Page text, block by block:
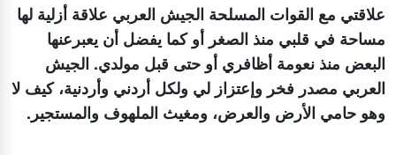
علاقتي مع القوات المسلحة الجيش العربي علاقة أزلية لها
مساحة في قلبي منذ الصغر أو كما يفضل أن يعبرعنها
البعض منذ نعومة أظافري أو حتى قبل مولدي. الجيش
العربي مصدر فخر وإعتزاز لي ولكل أردني وأردنية، كيف لا
وهو حامي الأرض والعرض، ومغيث الملهوف والمستجير.